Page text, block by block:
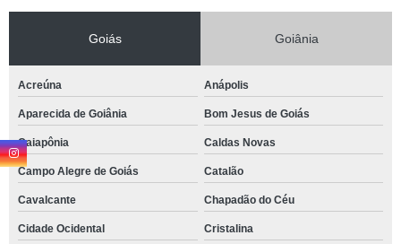
Goiás Goiânia
Acreúna Anápolis
Aparecida de Goiânia Bom Jesus de Goiás
Caiapônia Caldas Novas
Campo Alegre de Goiás Catalão
Cavalcante Chapadão do Céu
Cidade Ocidental Cristalina